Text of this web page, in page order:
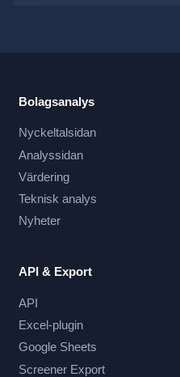
Bolagsanalys
Nyckeltalsidan
Analyssidan
Värdering
Teknisk analys
Nyheter
API & Export
API
Excel-plugin
Google Sheets
Screener Export